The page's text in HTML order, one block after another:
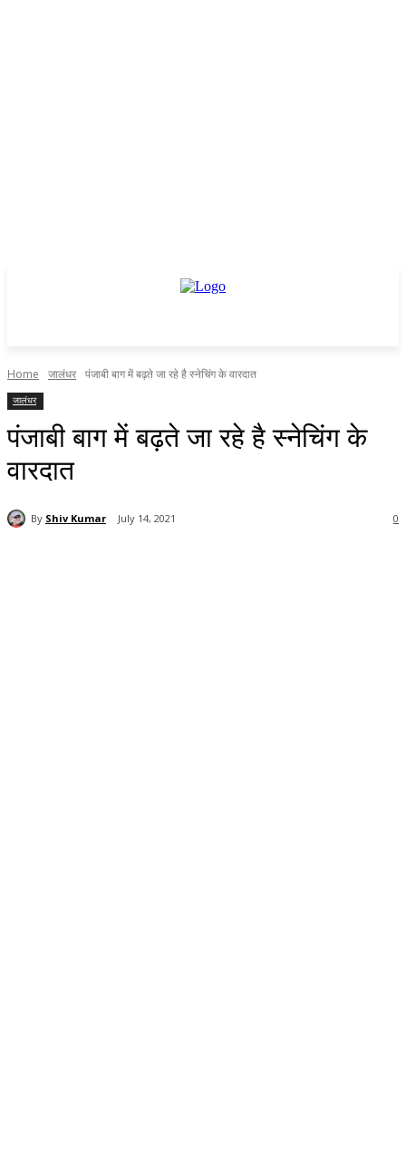
Home जालंधर पंजाबी बाग में बढ़ते जा रहे है स्नेचिंग के वारदात
जालंधर
पंजाबी बाग में बढ़ते जा रहे है स्नेचिंग के
वारदात
By Shiv Kumar July 14, 2021 0